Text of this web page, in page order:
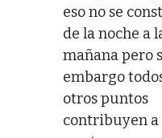
eso no se
de la noche a
mañana pero
embargo
otros puntos
contribuyen a